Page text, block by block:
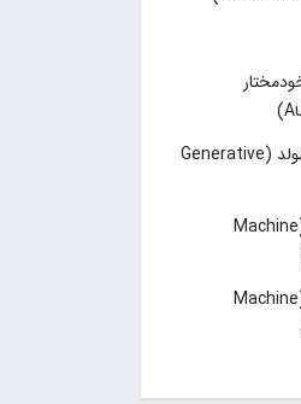
هوش مصنوعی مولد (Generative
یادگیری ماشین (Machine
یادگیری ماشین (Machine